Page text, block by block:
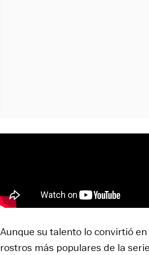
Aunque su talento lo convirtió
rostros más populares de la